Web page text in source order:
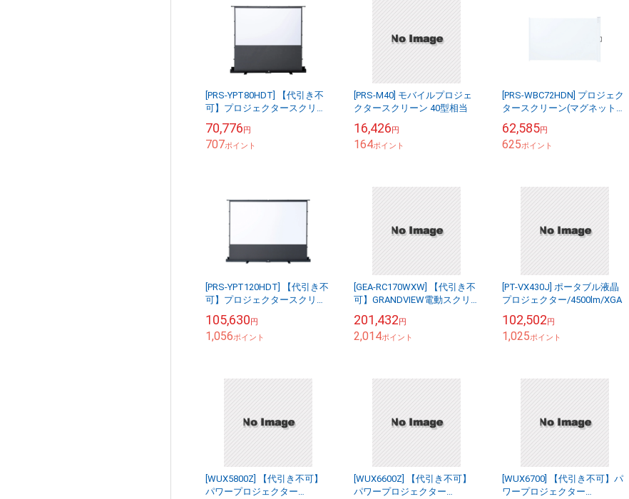
[PRS-YPT80HDT] 【代引き不
可】プロジェクタースクリー
短焦点対応・80型・16:9)
70,776円
707ポイント
[PRS-M40] モバイルプロジェ
クタースクリーン 40型相当
16,426円
164ポイント
[PRS-WBC72HDN] プロジェク
タースクリーン(マグネット式
62,585円
625ポイント
[PRS-YPT120HDT] 【代引き不
可】プロジェクタースクリー
短焦点対応・120型・16:9)
105,630円
1,056ポイント
[GEA-RC170WXW] 【代引き不
可】GRANDVIEW電動スクリ
201,432円
2,014ポイント
[PT-VX430J] ポータブル液晶
プロジェクター/4500lm/XGA
102,502円
1,025ポイント
[WUX5800Z] 【代引き不可】
パワープロジェクター
[WUX6600Z] 【代引き不可】
パワープロジェクター
[WUX6700] 【代引き不可】パ
ワープロジェクター